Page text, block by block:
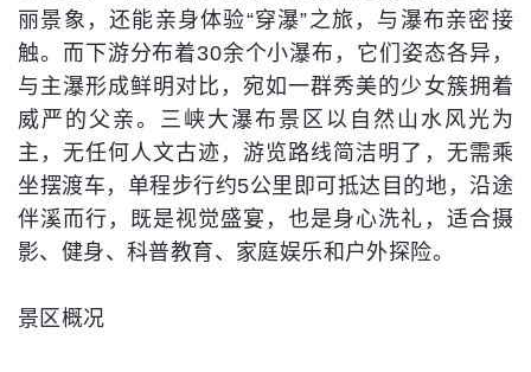
丽景象，还能亲身体验“穿瀑”之旅，与瀑布亲密接
触。而下游分布着30余个小瀑布，它们姿态各异，
与主瀑形成鲜明对比，宛如一群秀美的少女簇拥着
威严的父亲。三峡大瀑布景区以自然山水风光为
主，无任何人文古迹，游览路线简洁明了，无需乘
坐摆渡车，单程步行约5公里即可抵达目的地，沿途
伴溪而行，既是视觉盛宴，也是身心洗礼，适合摄
影、健身、科普教育、家庭娱乐和户外探险。
景区概况